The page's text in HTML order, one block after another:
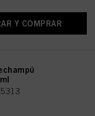
Y COMPRAR